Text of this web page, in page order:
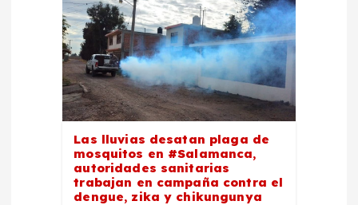
Las lluvias desatan plaga de
mosquitos en #Salamanca,
autoridades sanitarias
trabajan en campaña contra el
dengue, zika y chikungunya